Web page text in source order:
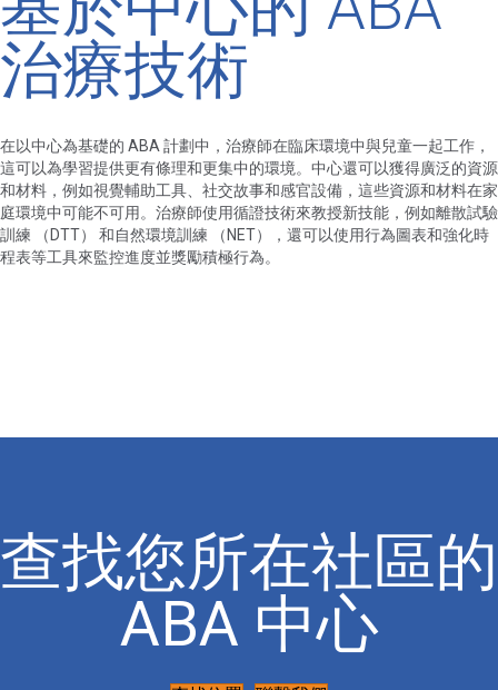
治療技術
在以中心為基礎的 ABA 計劃中，治療師在臨床環境中與兒童一起工作，
這可以為學習提供更有條理和更集中的環境。中心還可以獲得廣泛的資源
和材料，例如視覺輔助工具、社交故事和感官設備，這些資源和材料在家
庭環境中可能不可用。治療師使用循證技術來教授新技能，例如離散試驗
訓練 （DTT） 和自然環境訓練 （NET），還可以使用行為圖表和強化時
程表等工具來監控進度並獎勵積極行為。
查找您所在社區的
ABA 中心